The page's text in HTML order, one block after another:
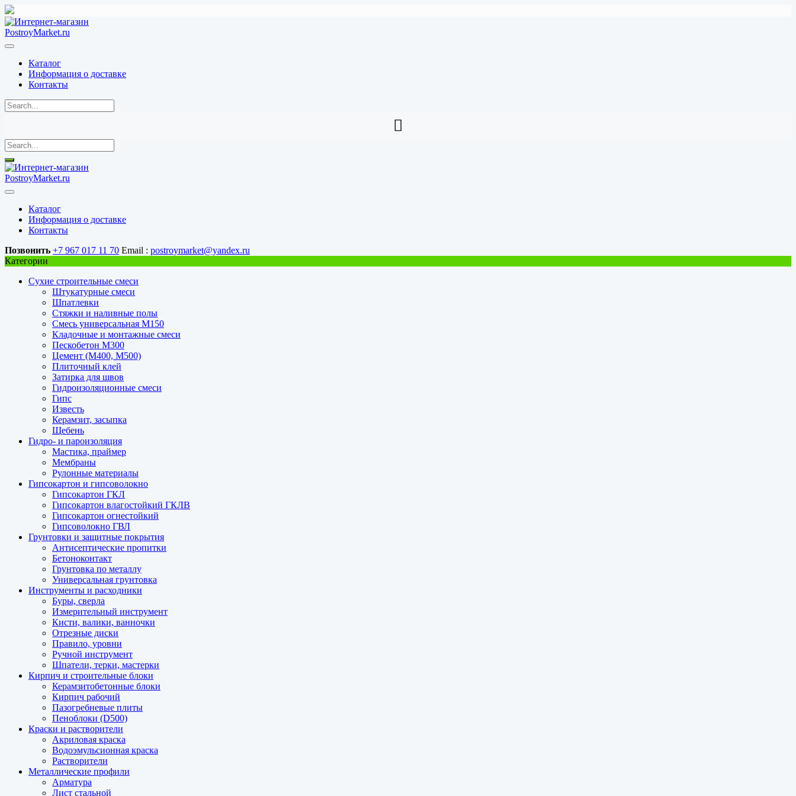
Перейти
к
содержимому
Каталог
Информация о доставке
Контакты
Каталог
Информация о доставке
Контакты
Позвонить +7 967 017 11 70 Email : postroymarket@yandex.ru
Категории
Сухие строительные смеси
Штукатурные смеси
Шпатлевки
Стяжки и наливные полы
Смесь универсальная М150
Кладочные и монтажные смеси
Пескобетон М300
Цемент (М400, М500)
Плиточный клей
Затирка для швов
Гидроизоляционные смеси
Гипс
Известь
Керамзит, засыпка
Щебень
Гидро- и пароизоляция
Мастика, праймер
Мембраны
Рулонные материалы
Гипсокартон и гипсоволокно
Гипсокартон ГКЛ
Гипсокартон влагостойкий ГКЛВ
Гипсокартон огнестойкий
Гипсоволокно ГВЛ
Грунтовки и защитные покрытия
Антисептические пропитки
Бетоноконтакт
Грунтовка по металлу
Универсальная грунтовка
Инструменты и расходники
Буры, сверла
Измерительный инструмент
Кисти, валики, ванночки
Отрезные диски
Правило, уровни
Ручной инструмент
Шпатели, терки, мастерки
Кирпич и строительные блоки
Керамзитобетонные блоки
Кирпич рабочий
Пазогребневые плиты
Пеноблоки (D500)
Краски и растворители
Акриловая краска
Водоэмульсионная краска
Растворители
Металлические профили
Арматура
Лист стальной